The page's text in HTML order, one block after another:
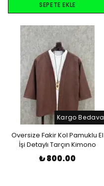
SEPETE EKLE
Kargo Bedava
Oversize Fakir Kol Pamuklu El
İşi Detaylı Tarçın Kimono
₺ 800.00